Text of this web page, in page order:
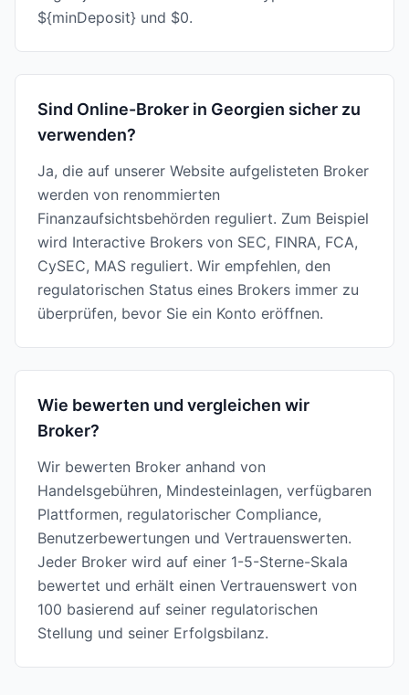
${minDeposit} und $0.
Sind Online-Broker in Georgien sicher zu
verwenden?
Ja, die auf unserer Website aufgelisteten Broker
werden von renommierten
Finanzaufsichtsbehörden reguliert. Zum Beispiel
wird Interactive Brokers von SEC, FINRA, FCA,
CySEC, MAS reguliert. Wir empfehlen, den
regulatorischen Status eines Brokers immer zu
überprüfen, bevor Sie ein Konto eröffnen.
Wie bewerten und vergleichen wir
Broker?
Wir bewerten Broker anhand von
Handelsgebühren, Mindesteinlagen, verfügbaren
Plattformen, regulatorischer Compliance,
Benutzerbewertungen und Vertrauenswerten.
Jeder Broker wird auf einer 1-5-Sterne-Skala
bewertet und erhält einen Vertrauenswert von
100 basierend auf seiner regulatorischen
Stellung und seiner Erfolgsbilanz.